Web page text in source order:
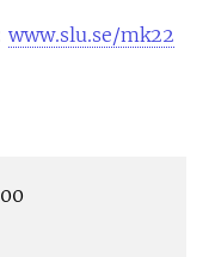
www.slu.se/mk22